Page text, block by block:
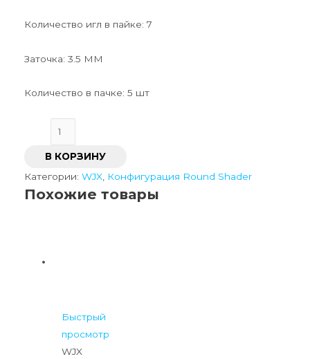
Количество игл в пайке: 7
Заточка: 3.5 ММ
Количество в пачке: 5 шт
В КОРЗИНУ
Категории: WJX, Конфигурация Round Shader
Похожие товары
Быстрый
просмотр
WJX